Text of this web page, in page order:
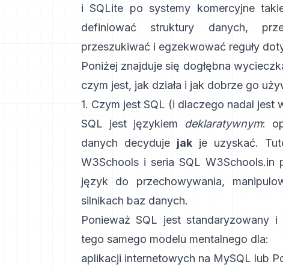
i SQLite po systemy komercyjne
definiować struktury danych,
przeszukiwać i egzekwować reguły
Poniżej znajduje się dogłębna
czym jest, jak działa i jak dobrze go
1. Czym jest SQL (i dlaczego nadal jest
SQL jest językiem deklaratywnym:
danych decyduje jakje uzyskać.
W3Schools i seria SQL W3Schools.in
język do przechowywania,
silnikach baz danych.
Ponieważ SQL jest standaryzowany
tego samego modelu mentalnego dla:
aplikacji internetowych na MySQL lub